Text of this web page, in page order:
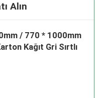
Alın
/ 770 * 1000mm
Kağıt Gri Sırtlı